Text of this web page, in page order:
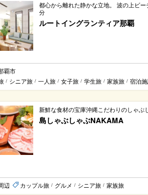
都心から離れた静かな立地。 波の上ビー
分
ルートイングランティア那覇
覇市
/ シニア旅 / 一人旅 / 女子旅 / 学生旅 / 家族旅 / 宿泊
新鮮な食材の宝庫沖縄こだわりのしゃぶ
島しゃぶしゃぶNAKAMA
辺 カップル旅 / グルメ / シニア旅 / 家族旅